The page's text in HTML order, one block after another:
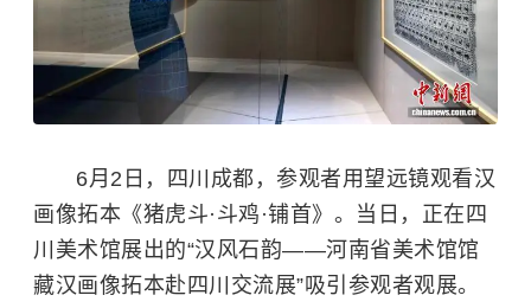
6月2日，四川成都，参观者用望远镜观看汉
画像拓本《猪虎斗·斗鸡·铺首》。当日，正在 四
川美术馆展出的“汉风石韵——河南省美术馆馆
藏汉画像拓本赴四川交流展”吸引参观者观展。